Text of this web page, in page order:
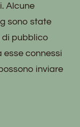
Alcune
sono state
di pubblico
esse connessi
inviare